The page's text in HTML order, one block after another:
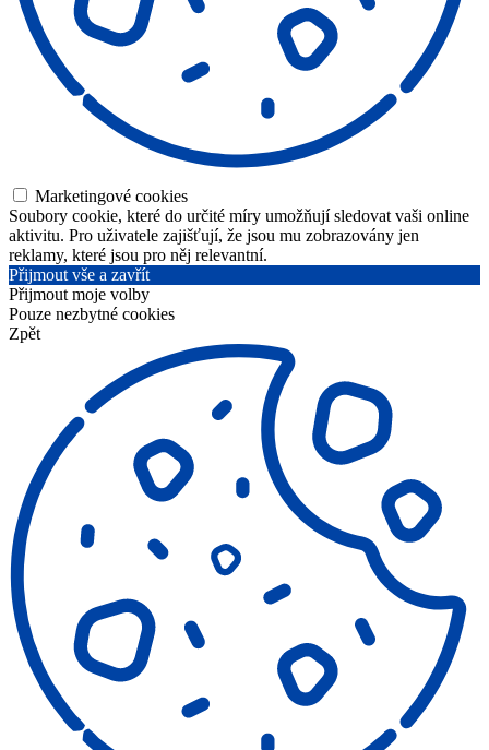
Marketingové cookies
Soubory cookie, které do určité míry umožňují sledovat vaši online
aktivitu. Pro uživatele zajišťují, že jsou mu zobrazovány jen
reklamy, které jsou pro něj relevantní.
Přijmout vše a zavřít
Přijmout moje volby
Pouze nezbytné cookies
Zpět